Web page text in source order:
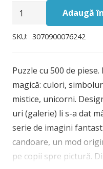
Cantitate
Djeco
cu
unicorni
Adaugă
SKU: 3070900076242
Puzzle cu 500 de
magică: culori,
mistice, unicorni.
uri (galerie) li s-a dat
serie de imagini
candoare, un mod
pe copii spre pictură.